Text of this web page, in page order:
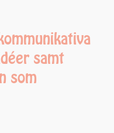
samt
som